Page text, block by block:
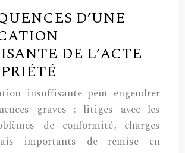
D’UNE
DE L’ACTE
insuffisante peut engendrer
graves : litiges avec les
de conformité, charges
importants de remise en